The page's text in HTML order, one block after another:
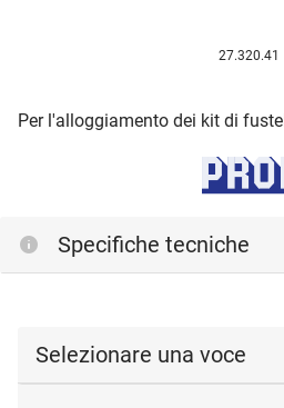
27.320.41
Per l'alloggiamento dei kit di
Specifiche tecniche
Selezionare una voce